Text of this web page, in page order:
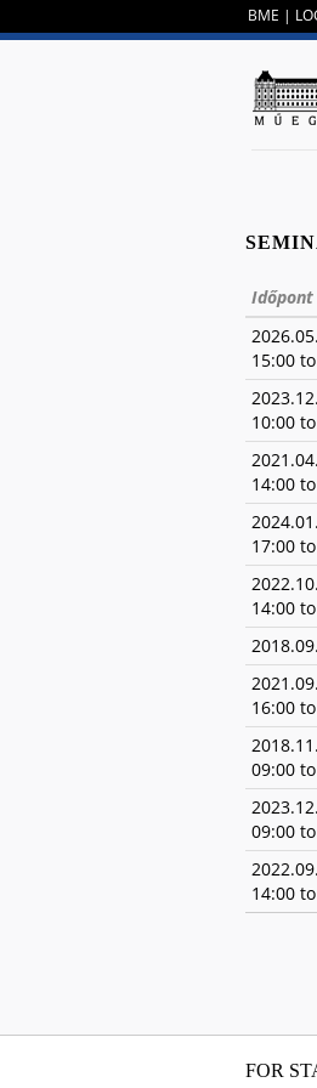
BME |
Időpont
15:00 to
10:00 to
14:00 to
17:00 to
14:00 to
16:00 to
09:00 to
09:00 to
14:00 to
FOR